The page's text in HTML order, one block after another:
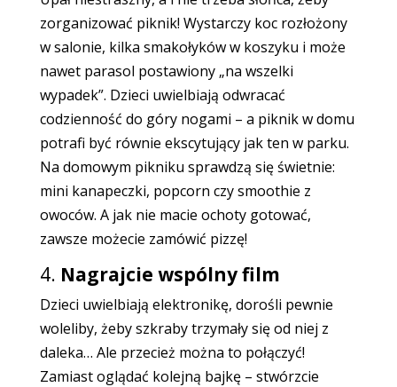
zorganizować piknik! Wystarczy koc rozłożony
w salonie, kilka smakołyków w koszyku i może
nawet parasol postawiony „na wszelki
wypadek”. Dzieci uwielbiają odwracać
codzienność do góry nogami – a piknik w domu
potrafi być równie ekscytujący jak ten w parku.
Na domowym pikniku sprawdzą się świetnie:
mini kanapeczki, popcorn czy smoothie z
owoców. A jak nie macie ochoty gotować,
zawsze możecie zamówić pizzę!
4. Nagrajcie wspólny film
Dzieci uwielbiają elektronikę, dorośli pewnie
woleliby, żeby szkraby trzymały się od niej z
daleka… Ale przecież można to połączyć!
Zamiast oglądać kolejną bajkę – stwórzcie